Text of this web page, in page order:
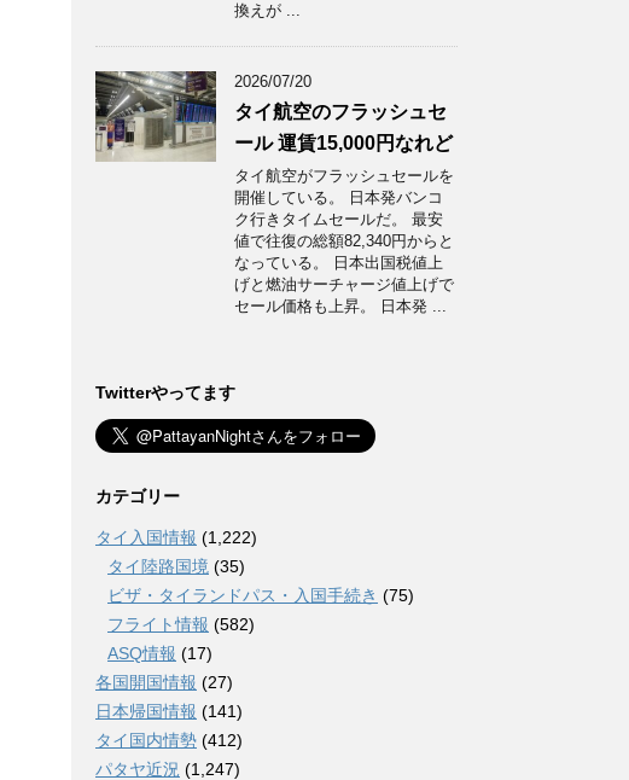
換えが ...
2026/07/20
タイ航空のフラッシュセ
ール 運賃15,000円なれど
タイ航空がフラッシュセールを
開催している。 日本発バンコ
ク行きタイムセールだ。 最安
値で往復の総額82,340円からと
なっている。 日本出国税値上
げと燃油サーチャージ値上げで
セール価格も上昇。 日本発 ...
Twitterやってます
カテゴリー
タイ入国情報 (1,222)
タイ陸路国境 (35)
ビザ・タイランドパス・入国手続き (75)
フライト情報 (582)
ASQ情報 (17)
各国開国情報 (27)
日本帰国情報 (141)
タイ国内情勢 (412)
パタヤ近況 (1,247)